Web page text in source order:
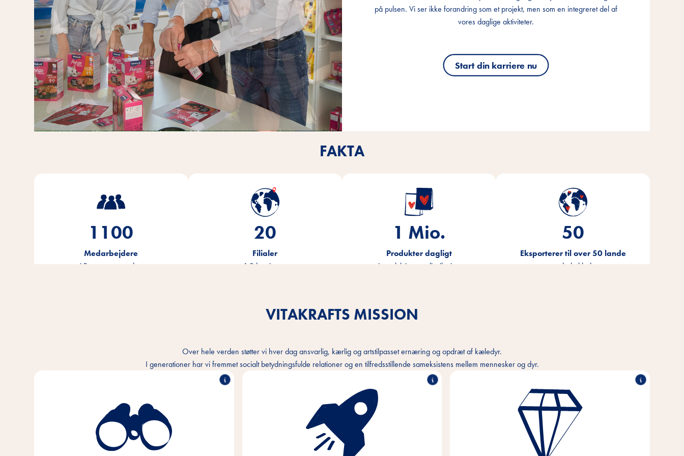
på pulsen. Vi ser ikke forandring som et projekt, men som en integreret del af
vores daglige aktiviteter.
Start din karriere nu
på pulsen. Vi ser ikke forandring som et projekt, men som en integreret del af
vores daglige aktiviteter.
Start din karriere nu
på pulsen. Vi ser ikke forandring som et projekt, men som en integreret del af
vores daglige aktiviteter.
Start din karriere nu
FAKTA
1100
Medarbejdere
i Bremen og verden
20
Filialer
på 3 kontinenter
1.2Mio.
Produkter dagligt
i produktion og distribution
50
Eksporterer til over 50 lande
over hele kloden
VITAKRAFTS MISSION
Over hele verden støtter vi hver dag ansvarlig, kærlig og artstilpasset ernæring og opdræt af kæledyr.
I generationer har vi fremmet socialt betydningsfulde relationer og en tilfredsstillende sameksistens mellem mennesker og dyr.
Vi forstår båndet mellem mennesker og dyr og
ønsker at gøre samværet bedre hver dag. I hvert
eneste dyrehjem og overalt i verden.
Med passion og empati for kæledyrs og deres
ejeres behov udvikler, producerer og distribuerer vi
innovative, behovsbaserede produkter af høj
kvalitet. Gennem bæredygtig handling yder vi
Enestående præstationer, samarbejde, innovativ
styrke og ansvarlig handling - det er de søjler, som
vores virksomheds værdier er baseret på.
Disse kerneværdier er fundamentet og retningen
for vores tanker og handlinger, og de hjælper os